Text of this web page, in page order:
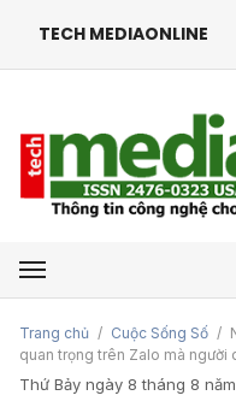
TECH MEDIAONLINE
Mở menu
Trang chủ / Cuộc Sống Số /
quan trọng trên Zalo mà người
Thứ Bảy ngày 8 tháng 8